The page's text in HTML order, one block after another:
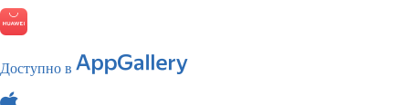
Доступно в